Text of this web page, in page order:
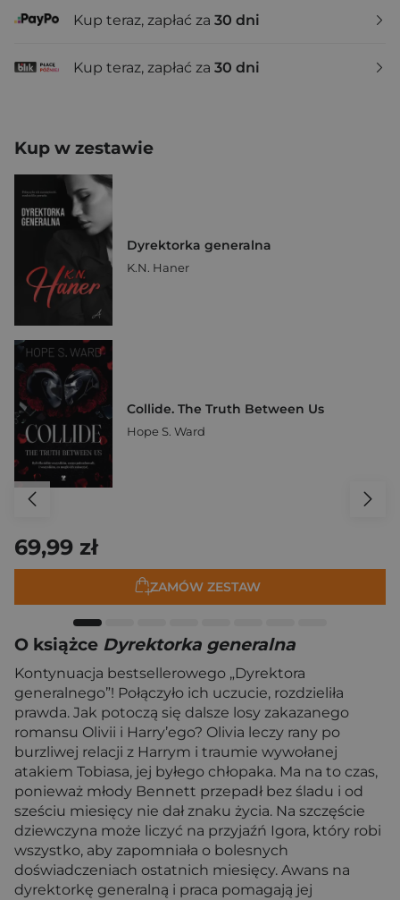
Kup teraz, zapłać za 30 dni
Kup teraz, zapłać za 30 dni
Kup w zestawie
Dyrektorka generalna
K.N. Haner
Collide. The Truth Between Us
Hope S. Ward
69,99 zł
ZAMÓW ZESTAW
O książce Dyrektorka generalna
Kontynuacja bestsellerowego „Dyrektora
generalnego”! Połączyło ich uczucie, rozdzieliła
prawda. Jak potoczą się dalsze losy zakazanego
romansu Olivii i Harry’ego? Olivia leczy rany po
burzliwej relacji z Harrym i traumie wywołanej
atakiem Tobiasa, jej byłego chłopaka. Ma na to czas,
ponieważ młody Bennett przepadł bez śladu i od
sześciu miesięcy nie dał znaku życia. Na szczęście
dziewczyna może liczyć na przyjaźń Igora, który robi
wszystko, aby zapomniała o bolesnych
doświadczeniach ostatnich miesięcy. Awans na
dyrektorkę generalną i praca pomagają jej